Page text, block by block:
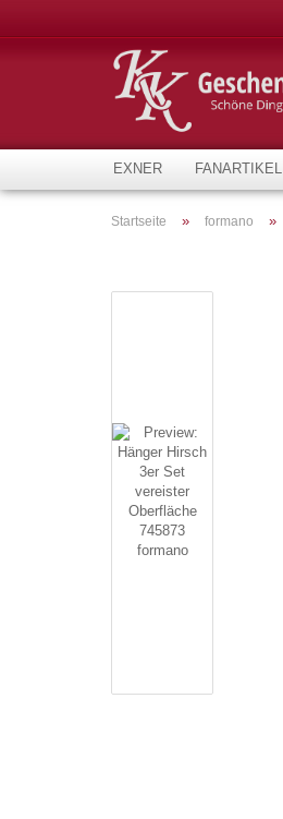
EXNER FANARTIKEL
Startseite » formano »